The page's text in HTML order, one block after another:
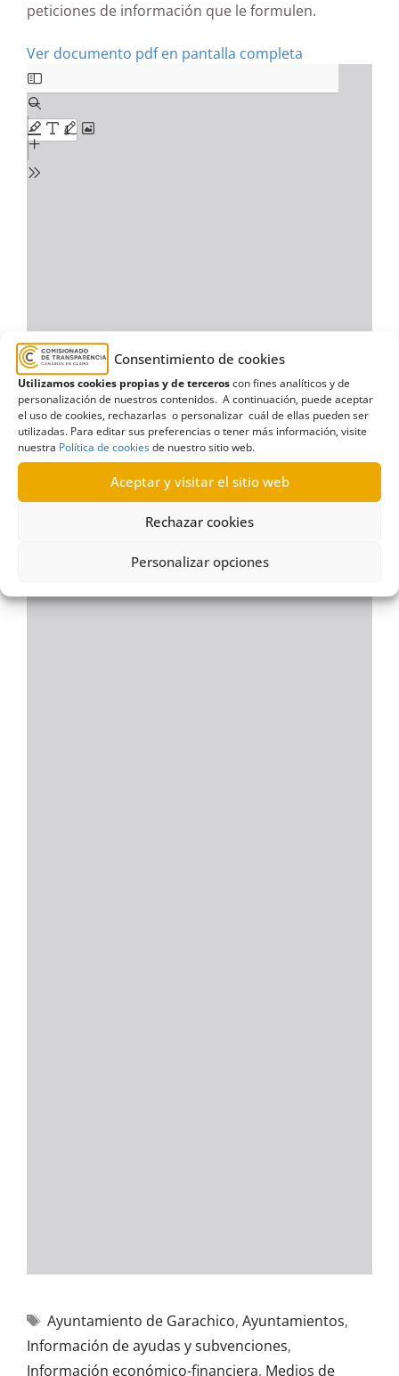
Consentimiento de cookies
Utilizamos cookies propias y de terceroscon fines analíticos y de
personalización de nuestros contenidos. A continuación, puede aceptar
el uso de cookies, rechazarlas o personalizar cuál de ellas pueden ser
utilizadas. Para editar sus preferencias o tener más información, visite
nuestra Política de cookiesde nuestro sitio web.
Aceptar y visitar el sitio web
Rechazar cookies
Personalizar opciones
peticiones de información que le formulen.
Ver documento pdf en pantalla completa
Ayuntamiento de Garachico, Ayuntamientos,
Información de ayudas y subvenciones,
Información económico-financiera, Medios de